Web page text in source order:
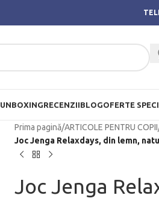
UNBOXINGRECENZIIBLOGOFERTE
Prima pagină/ARTICOLE PENTRU COPII
Joc Jenga Relaxdays, din lemn,
Joc Jenga